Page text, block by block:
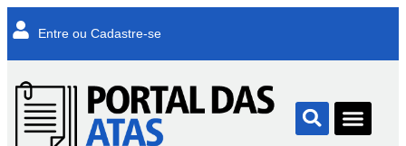
Entre ou Cadastre-se